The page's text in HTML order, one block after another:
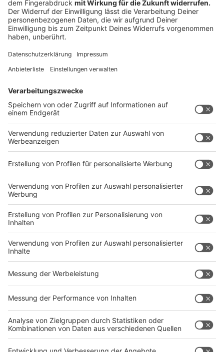
kündigen die Veranstalter an.
Weitere Infos
Kreis Steinfurt
winter:city Rheine -Wer auf seiner Tour nach den
schönsten Weihnachtsmärkten in Rheine Station
macht, bekommt ganz verschiedene Dinge angeboten,
die zum Verweilen locken. Das wäre die größte
Glühweinpyramide des Münsterlandes und der
Emszauber, die den gastronomischen
Weihnachtsmarkt in Rheine veranstalten. Unter der
Woche sowie am Wochenende erwarten Besucher
spezielle Angebote sowie Rabatte. Live-Musik und
DJs sorgen für gute Stimmung. Das ist aber noch nicht
alles. Denn vom 5. bis 8. Dezember und 12. bis 15.
inklusive Ankunft vom Nikolaus am 10.12. per Schiff -
Weitere Infos
Anzeige